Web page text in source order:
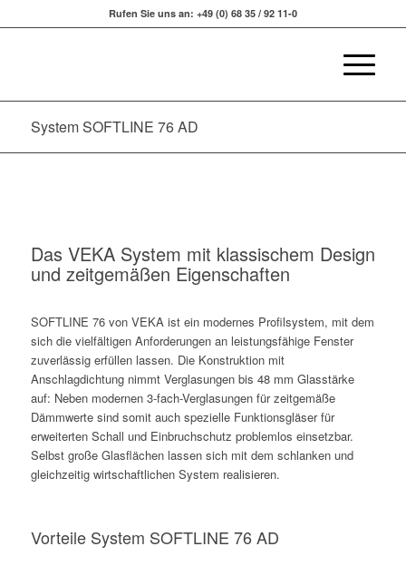
Rufen Sie uns an: +49 (0) 68 35 / 92 11-0
System SOFTLINE 76 AD
Das VEKA System mit klassischem Design
und zeitgemäßen Eigenschaften
SOFTLINE 76 von VEKA ist ein modernes Profilsystem, mit dem
sich die vielfältigen Anforderungen an leistungsfähige Fenster
zuverlässig erfüllen lassen. Die Konstruktion mit
Anschlagdichtung nimmt Verglasungen bis 48 mm Glasstärke
auf: Neben modernen 3-fach-Verglasungen für zeitgemäße
Dämmwerte sind somit auch spezielle Funktionsgläser für
erweiterten Schall und Einbruchschutz problemlos einsetzbar.
Selbst große Glasflächen lassen sich mit dem schlanken und
gleichzeitig wirtschaftlichen System realisieren.
Vorteile System SOFTLINE 76 AD